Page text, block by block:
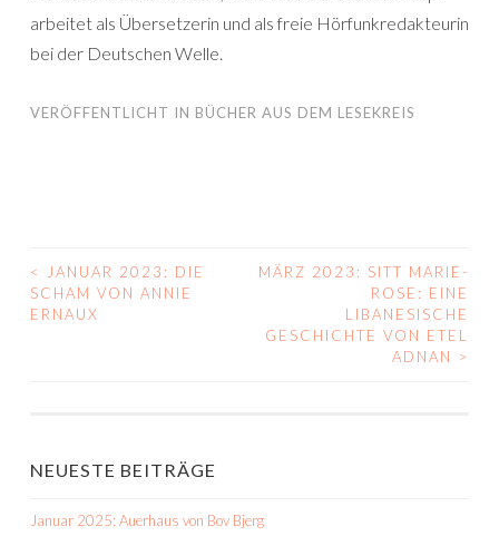
arbeitet als Übersetzerin und als freie Hörfunkredakteurin
bei der Deutschen Welle.
VERÖFFENTLICHT IN BÜCHER AUS DEM LESEKREIS
BEITRAGS-
NAVIGATION
<
JANUAR 2023: DIE
SCHAM VON ANNIE
ERNAUX
MÄRZ 2023: SITT MARIE-
ROSE: EINE
LIBANESISCHE
GESCHICHTE VON ETEL
ADNAN
>
NEUESTE BEITRÄGE
Januar 2025: Auerhaus von Bov Bjerg